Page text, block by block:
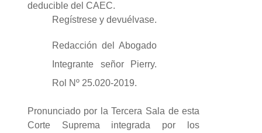
deducible del CAEC.
Regístrese y devuélvase.
Redacción del Abogado
Integrante señor Pierry.
Rol Nº 25.020-2019.
Pronunciado por la Tercera Sala de esta
Corte Suprema integrada por los